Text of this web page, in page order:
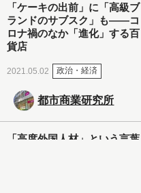
「ケーキの出前」に「高級ブ
ランドのサブスク」も――コ
ロナ禍のなか「進化」する百
貨店
2021.05.02 政治・経済
都市商業研究所
「高度外国人材」という言葉